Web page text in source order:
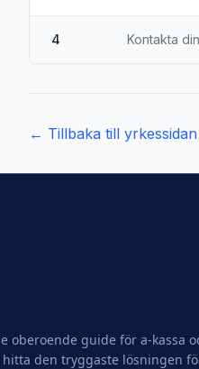
4 Kontakta
← Tillbaka till
oberoende guide för a-kassa
den tryggaste lösningen